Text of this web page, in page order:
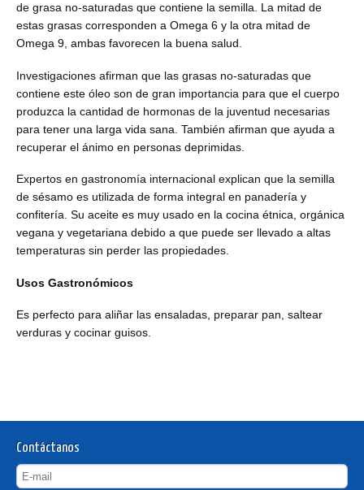
de grasa no-saturadas que contiene la semilla. La mitad de
estas grasas corresponden a Omega 6 y la otra mitad de
Omega 9, ambas favorecen la buena salud.
Investigaciones afirman que las grasas no-saturadas que
contiene este óleo son de gran importancia para que el cuerpo
produzca la cantidad de hormonas de la juventud necesarias
para tener una larga vida sana. También afirman que ayuda a
recuperar el ánimo en personas deprimidas.
Expertos en gastronomía internacional explican que la semilla
de sésamo es utilizada de forma integral en panadería y
confitería. Su aceite es muy usado en la cocina étnica, orgánica
vegana y vegetariana debido a que puede ser llevado a altas
temperaturas sin perder las propiedades.
Usos Gastronómicos
Es perfecto para aliñar las ensaladas, preparar pan, saltear
verduras y cocinar guisos.
Contáctanos